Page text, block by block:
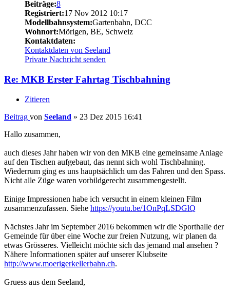
Beiträge:8
Registriert:17 Nov 2012 10:17
Modellbahnsystem:Gartenbahn, DCC
Wohnort:Mörigen, BE, Schweiz
Kontaktdaten:
Kontaktdaten von Seeland
Private Nachricht senden
Re: MKB Erster Fahrtag Tischbahning
Zitieren
Beitrag von Seeland » 23 Dez 2015 16:41
Hallo zusammen,
auch dieses Jahr haben wir von den MKB eine gemeinsame Anlage
auf den Tischen aufgebaut, das nennt sich wohl Tischbahning.
Wiederrum ging es uns hauptsächlich um das Fahren und den Spass.
Nicht alle Züge waren vorbildgerecht zusammengestellt.
Einige Impressionen habe ich versucht in einem kleinen Film
zusammenzufassen. Siehe https://youtu.be/1OnPqLSDGlQ
Nächstes Jahr im September 2016 bekommen wir die Sporthalle der
Gemeinde für über eine Woche zur freien Nutzung, wir planen da
etwas Grösseres. Vielleicht möchte sich das jemand mal ansehen ?
Nähere Informationen später auf unserer Klubseite
http://www.moerigerkellerbahn.ch.
Gruess aus dem Seeland,